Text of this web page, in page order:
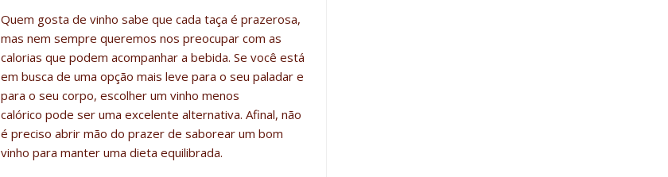
Quem gosta de vinho sabe que cada taça é prazerosa,
mas nem sempre queremos nos preocupar com as
calorias que podem acompanhar a bebida. Se você está
em busca de uma opção mais leve para o seu paladar e
para o seu corpo, escolher umvinho menos
calórico pode ser uma excelente alternativa. Afinal, não
é precisoabrir mão do prazer de saborear um bom
vinho para manter uma dieta equilibrada.